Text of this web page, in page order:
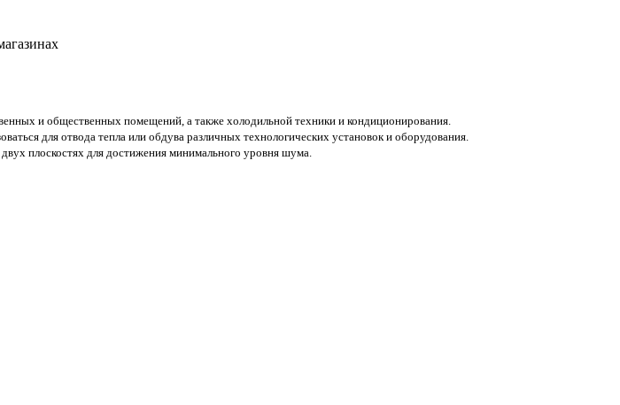
и общественных помеще­ний, а также холодильной техники и кондиционирования.
для отвода тепла или обдува различных технологических установок и оборудования.
плоскостях для достижения минимального уровня шума.